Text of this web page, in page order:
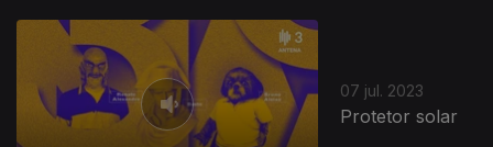
07 jul. 2023
Protetor solar